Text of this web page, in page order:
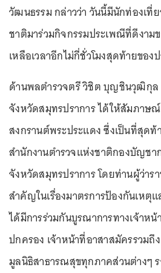
วัฒนธรรม กล่าวว่า วันนี้มีนักท่องเที่
ชาติมาร่วมกิจกรรมประเพณีที่ดีงาม
เหลือเวลาอีกไม่กี่ชั่วโมงสุดท้ายขอ
ด้านพลตำรวจตรี วิชิต บุญชินวุฒิกุล
จังหวัดสมุทรปราการ ได้ให้สัมภาษ
สงกรานต์พระประแดง ซึ่งเป็นที่สุดท้
สำนักงานตำรวจแห่งชาติกองบัญชา
จังหวัดสมุทรปราการ โดยท่านผู้ว่าร
สำคัญในเรื่องมาตรการป้องกันเหตุ
ได้มีการร่วมกันบูรณาการทางเจ้าห
ปกครอง เจ้าหน้าที่อาสาสมัครรวมถึ
มูลนิธิสาธารณสุขทุกภาคส่วนต่างๆ